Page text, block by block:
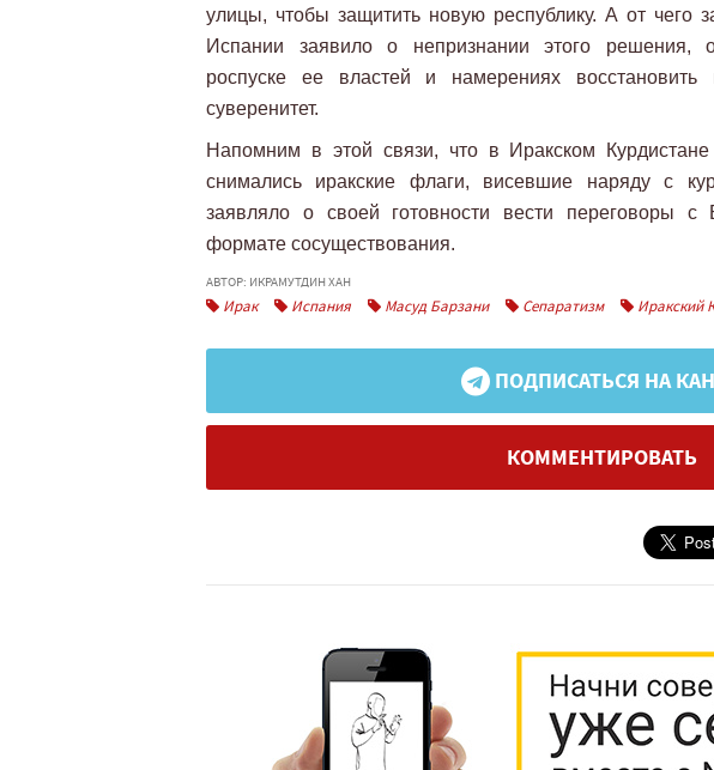
улицы, чтобы защитить новую республику. А от чего
Испании заявило о непризнании этого решения,
роспуске ее властей и намерениях восстановить
суверенитет.
Напомним в этой связи, что в Иракском
снимались иракские флаги, висевшие наряду с
заявляло о своей готовности вести переговоры с
формате сосуществования.
АВТОР: ИКРАМУТДИН ХАН
Ирак Испания Масуд Барзани Сепаратизм Иракский
ПОДПИСАТЬСЯ НА
КОММЕНТИРОВАТЬ